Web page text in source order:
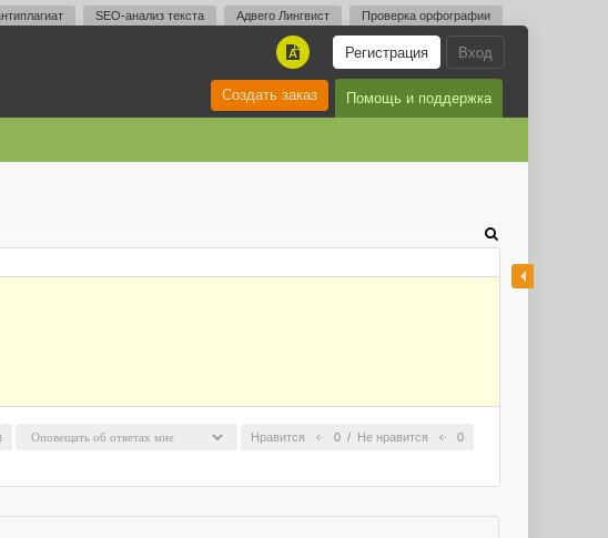
SEO-анализ текста Адвего Лингвист Проверка орфографии
Вход
Регистрация
A
Помощь и поддержка
Создать заказ
Нравится 0 / Не нравится 0